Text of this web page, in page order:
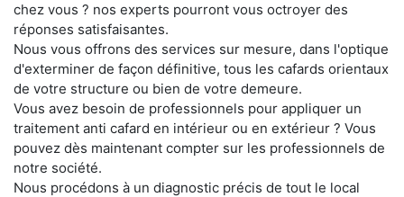
chez vous ? nos experts pourront vous octroyer des
réponses satisfaisantes.
Nous vous offrons des services sur mesure, dans l'optique
d'exterminer de façon définitive, tous les cafards orientaux
de votre structure ou bien de votre demeure.
Vous avez besoin de professionnels pour appliquer un
traitement anti cafard en intérieur ou en extérieur ? Vous
pouvez dès maintenant compter sur les professionnels de
notre société.
Nous procédons à un diagnostic précis de tout le local